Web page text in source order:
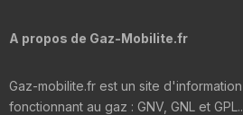
A propos de Gaz-Mobilite.fr
Gaz-mobilite.fr est un site
fonctionnant au gaz : GNV, GNL et